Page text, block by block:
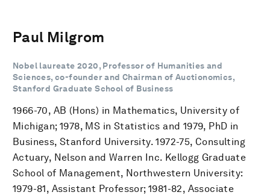
Paul Milgrom
Nobel laureate 2020, Professor of Humanities and
Sciences, co-founder and Chairman of Auctionomics,
Stanford Graduate School of Business
1966-70, AB (Hons) in Mathematics, University of
Michigan; 1978, MS in Statistics and 1979, PhD in
Business, Stanford University. 1972-75, Consulting
Actuary, Nelson and Warren Inc. Kellogg Graduate
School of Management, Northwestern University:
1979-81, Assistant Professor; 1981-82, Associate